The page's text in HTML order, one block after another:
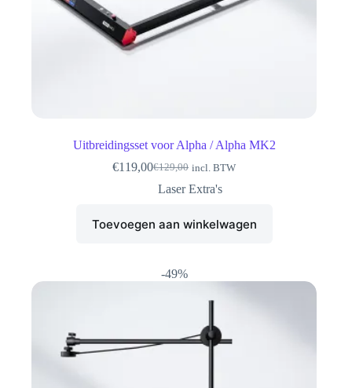
Uitbreidingsset voor Alpha / Alpha MK2
€129,00
Oorspronkelijke
prijs
€119,00Huidige
prijs
incl. BTW
Laser Extra's
Toevoegen aan winkelwagen
-49%